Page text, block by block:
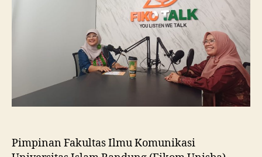
dan
Tinjau
Tiga
Laboratorium
Unggulan
Pimpinan Fakultas Ilmu Komunikasi